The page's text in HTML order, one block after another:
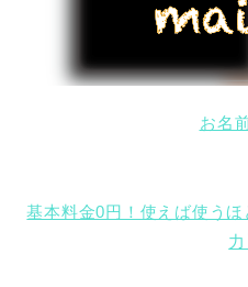
お名
基本料金0円！使えば使う
力